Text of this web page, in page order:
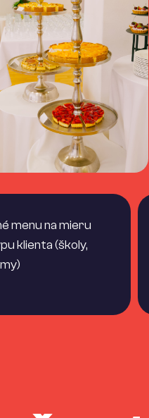
menu na mieru
klienta (školy,